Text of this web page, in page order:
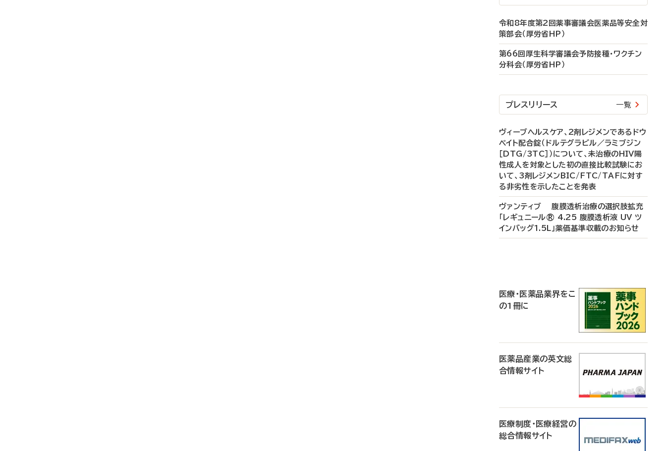
令和8年度第2回薬事審議会医薬品等安全対
策部会（厚労省HP）
第66回厚生科学審議会予防接種・ワクチン
分科会（厚労省HP）
プレスリリース 一覧
ヴィーブヘルスケア、2剤レジメンであるドウ
ベイト配合錠（ドルテグラビル／ラミブジン
［DTG/3TC］）について、未治療のHIV陽
性成人を対象とした初の直接比較試験にお
いて、3剤レジメンBIC/FTC/TAFに対す
る非劣性を示したことを発表
ヴァンティブ 腹膜透析治療の選択肢拡充
「レギュニール® 4.25 腹膜透析液 UV ツ
インバッグ1.5L」薬価基準収載のお知らせ
医療・医薬品業界をこ
の1冊に
医薬品産業の英文総
合情報サイト
医療制度・医療経営の
総合情報サイト